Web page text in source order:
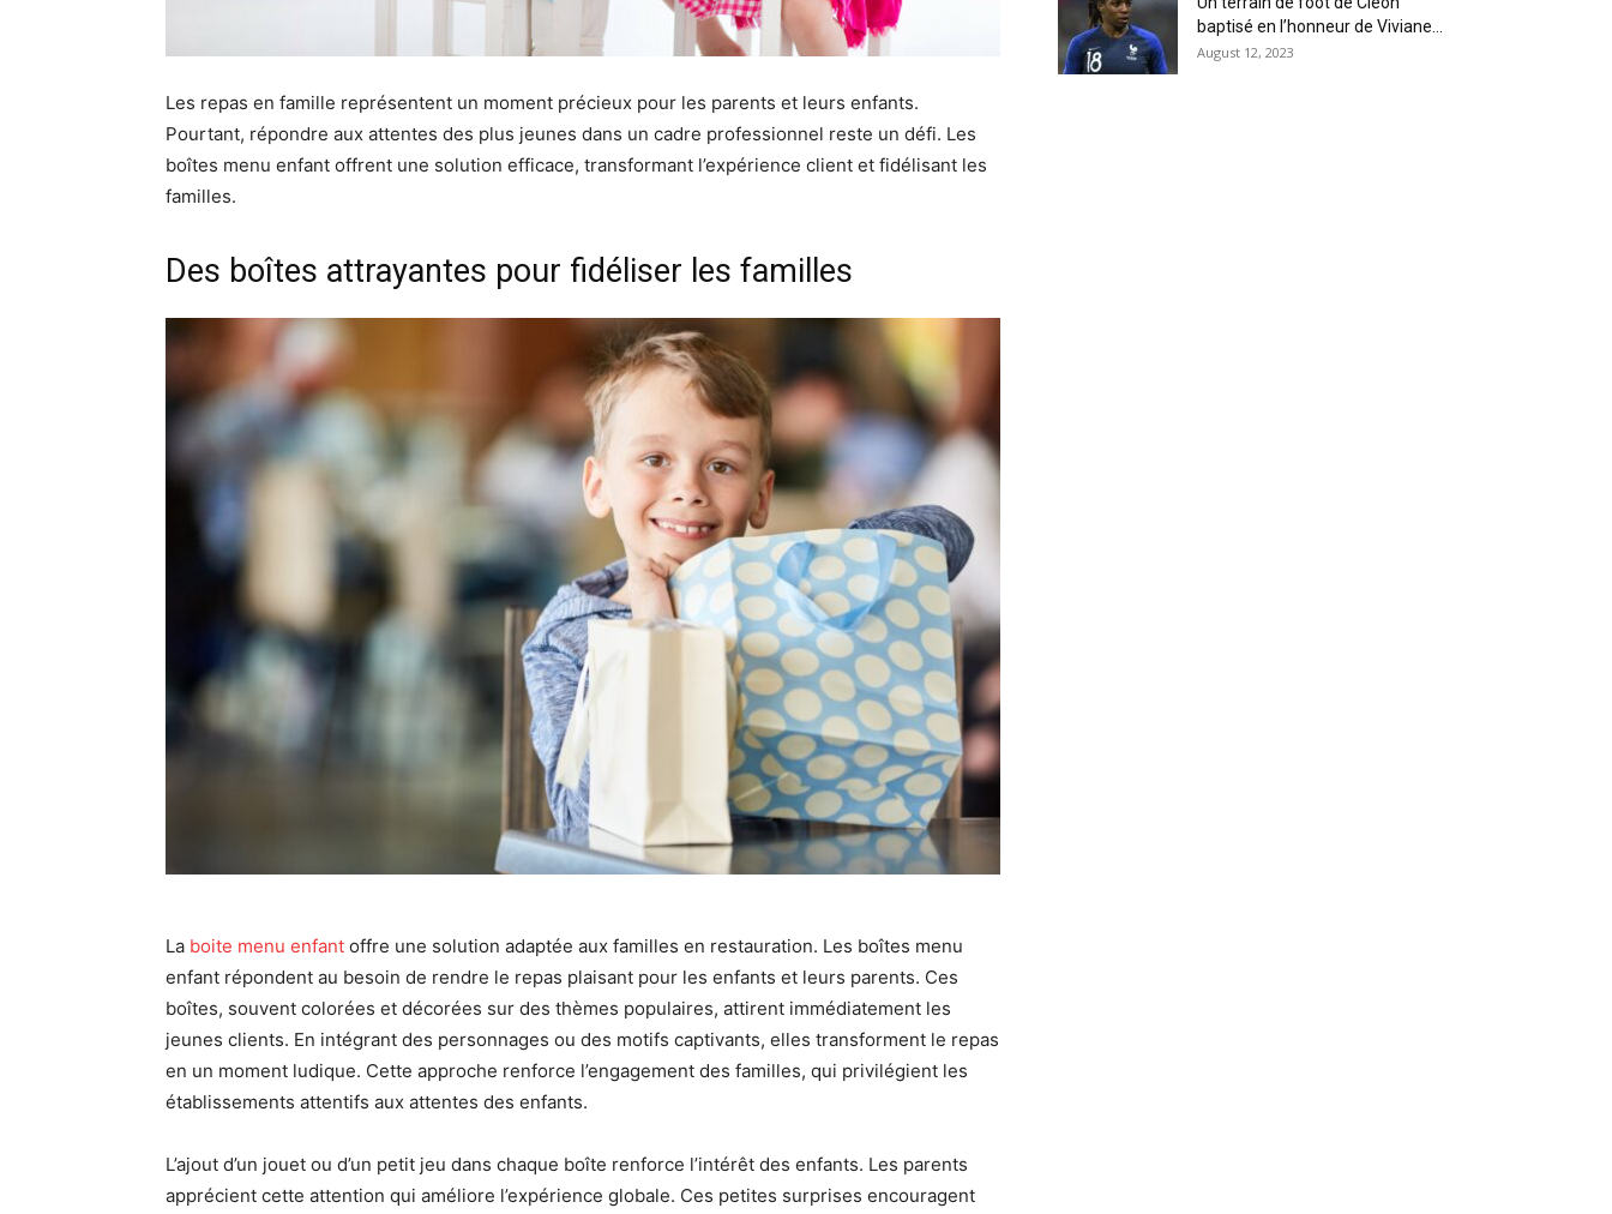
Les repas en famille représentent un moment précieux pour les parents et leurs enfants.
Pourtant, répondre aux attentes des plus jeunes dans un cadre professionnel reste un défi. Les
boîtes menu enfant offrent une solution efficace, transformant l’expérience client et fidélisant les
familles.
Des boîtes attrayantes pour fidéliser les familles
La boite menu enfant offre une solution adaptée aux familles en restauration. Les boîtes menu
enfant répondent au besoin de rendre le repas plaisant pour les enfants et leurs parents. Ces
boîtes, souvent colorées et décorées sur des thèmes populaires, attirent immédiatement les
jeunes clients. En intégrant des personnages ou des motifs captivants, elles transforment le repas
en un moment ludique. Cette approche renforce l’engagement des familles, qui privilégient les
établissements attentifs aux attentes des enfants.
L’ajout d’un jouet ou d’un petit jeu dans chaque boîte renforce l’intérêt des enfants. Les parents
apprécient cette attention qui améliore l’expérience globale. Ces petites surprises encouragent
baptisé en l’honneur de Viviane...
August 12, 2023